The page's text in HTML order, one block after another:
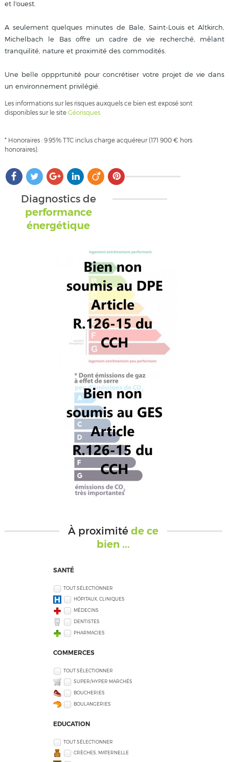
et l'ouest.
A seulement quelques minutes de Bale, Saint-Louis et Altkirch,
Michelbach le Bas offre un cadre de vie recherché, mêlant
tranquilité, nature et proximité des commodités.
Une belle oppprtunité pour concrétiser votre projet de vie dans
un environnement privilégié.
Les informations sur les risques auxquels ce bien est exposé sont
disponibles sur le site Géorisques
* Honoraires : 9.95% TTC inclus charge acquéreur (171 900 € hors
honoraires).
Diagnostics de
performance
énergétique
À proximitéde ce
bien ...
SANTÉ
TOUT SÉLECTIONNER
HÔPITAUX, CLINIQUES
MÉDECINS
DENTISTES
PHARMACIES
COMMERCES
TOUT SÉLECTIONNER
SUPER/HYPER MARCHÉS
BOUCHERIES
BOULANGERIES
EDUCATION
TOUT SÉLECTIONNER
CRÈCHES, MATERNELLE